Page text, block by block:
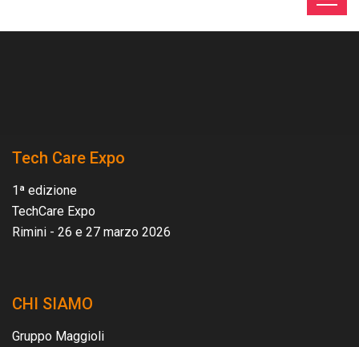
Tech Care Expo
1ª edizione
TechCare Expo
Rimini - 26 e 27 marzo 2026
CHI SIAMO
Gruppo Maggioli